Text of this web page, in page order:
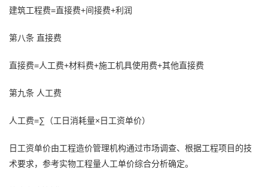
建筑工程费=直接费+间接费+利润
第八条 直接费
直接费=人工费+材料费+施工机具使用费+其他直接费
第九条 人工费
人工费=∑（工日消耗量×日工资单价）
日工资单价由工程造价管理机构通过市场调查、根据工程项目的技
术要求，参考实物工程量人工单价综合分析确定。